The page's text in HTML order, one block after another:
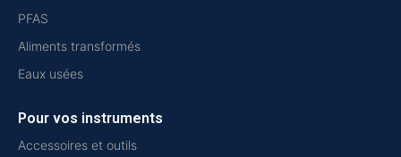
PFAS
Aliments transformés
Eaux usées
Pour vos instruments
Accessoires et outils